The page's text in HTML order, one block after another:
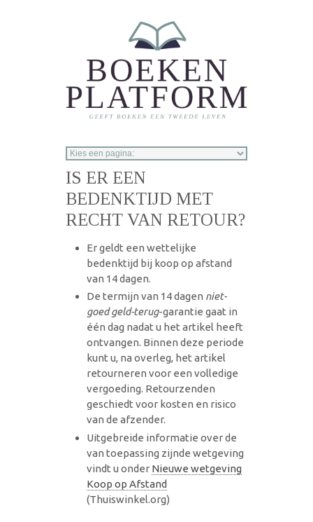
IS ER EEN
BEDENKTIJD MET
RECHT VAN RETOUR?
Er geldt een wettelijke
bedenktijd bij koop op afstand
van 14 dagen.
De termijn van 14 dagen niet-
goed geld-terug-garantie gaat in
één dag nadat u het artikel heeft
ontvangen. Binnen deze periode
kunt u, na overleg, het artikel
retourneren voor een volledige
vergoeding. Retourzenden
geschiedt voor kosten en risico
van de afzender.
Uitgebreide informatie over de
van toepassing zijnde wetgeving
vindt u onder Nieuwe wetgeving
Koop op Afstand
(Thuiswinkel.org)